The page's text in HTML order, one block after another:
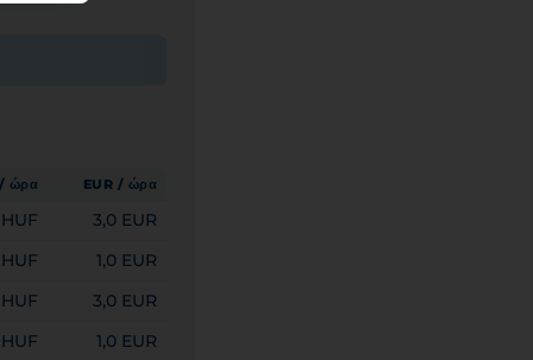
ώρα EUR / ώρα
3,0 EUR
1,0 EUR
3,0 EUR
1,0 EUR